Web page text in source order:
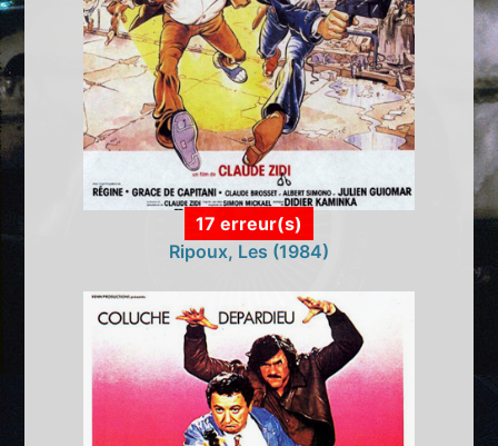
17 erreur(s)
Ripoux, Les (1984)